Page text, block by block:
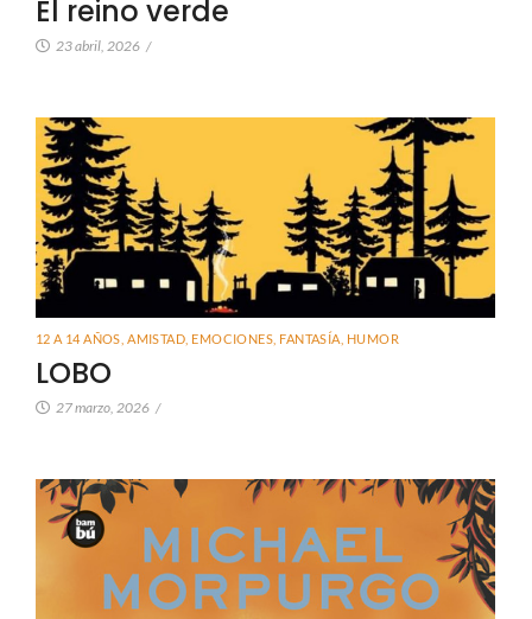
El reino verde
23 abril, 2026 /
12 A 14 AÑOS AMISTAD EMOCIONES FANTASÍA HUMOR
LOBO
27 marzo, 2026 /